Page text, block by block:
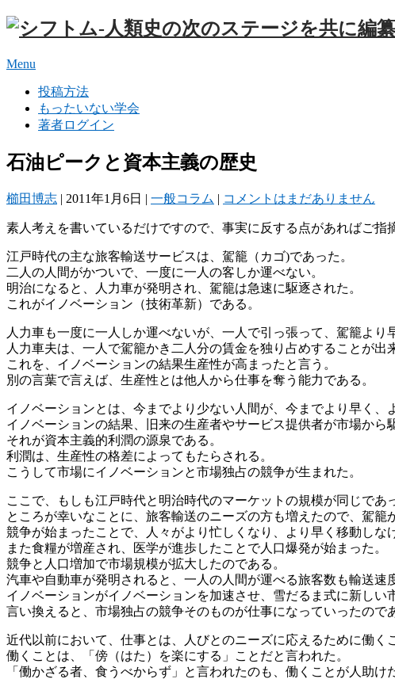
Menu
投稿方法
もったいない学会
著者ログイン
石油ピークと資本主義の歴史
櫛田博志 | 2011年1月6日 | 一般コラム | コメントはまだありません
素人考えを書いているだけですので、事実に反する点があればご指
江戸時代の主な旅客輸送サービスは、駕籠（カゴ)であった。
二人の人間がかついで、一度に一人の客しか運べない。
明治になると、人力車が発明され、駕籠は急速に駆逐された。
これがイノベーション（技術革新）である。
人力車も一度に一人しか運べないが、一人で引っ張って、駕籠より
人力車夫は、一人で駕籠かき二人分の賃金を独り占めすることが出
これを、イノベーションの結果生産性が高まったと言う。
別の言葉で言えば、生産性とは他人から仕事を奪う能力である。
イノベーションとは、今までより少ない人間が、今までより早く
イノベーションの結果、旧来の生産者やサービス提供者が市場か
それが資本主義的利潤の源泉である。
利潤は、生産性の格差によってもたらされる。
こうして市場にイノベーションと市場独占の競争が生まれた。
ここで、もしも江戸時代と明治時代のマーケットの規模が同じであ
ところが幸いなことに、旅客輸送のニーズの方も増えたので、駕籠
競争が始まったことで、人々がより忙しくなり、より早く移動しな
また食糧が増産され、医学が進歩したことで人口爆発が始まった。
競争と人口増加で市場規模が拡大したのである。
汽車や自動車が発明されると、一人の人間が運べる旅客数も輸送速
イノベーションがイノベーションを加速させ、雪だるま式に新しい
言い換えると、市場独占の競争そのものが仕事になっていったので
近代以前において、仕事とは、人びとのニーズに応えるために働く
働くことは、「傍（はた）を楽にする」ことだと言われた。
「働かざる者、食うべからず」と言われたのも、働くことが人助け